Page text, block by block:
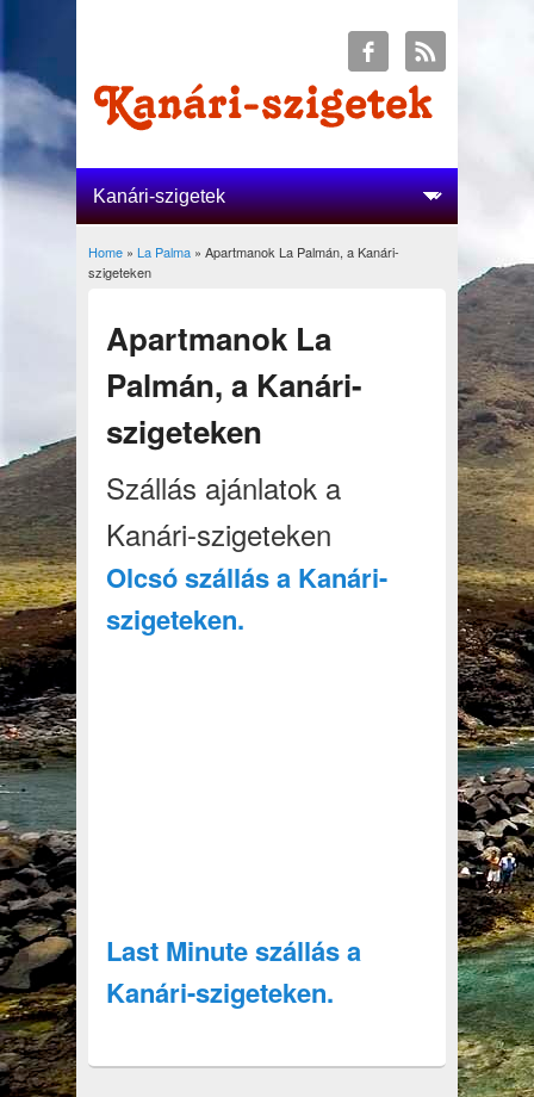
You are here
Home» La Palma» Apartmanok La Palmán, a Kanári-
szigeteken
Apartmanok La
Palmán, a Kanári-
szigeteken
Szállás ajánlatok a
Kanári-szigeteken
Olcsó szállás a Kanári-
szigeteken.
Last Minute szállás a
Kanári-szigeteken.